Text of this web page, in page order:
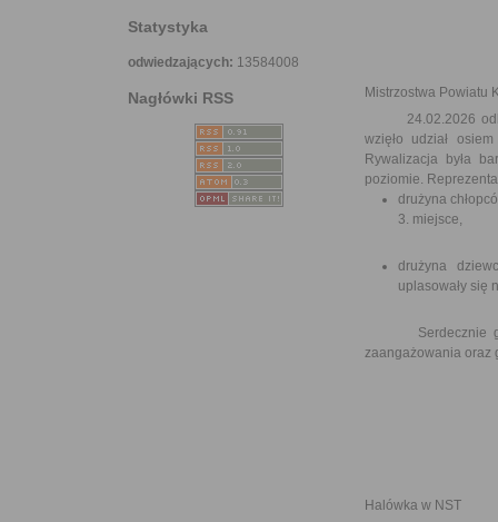
Statystyka
odwiedzających: 13584008
Nagłówki RSS
Mistrzostwa Powiatu
24.02.2026
wzięło udział
Rywalizacja była
poziomie.
drużyna
3. miejsce,
drużyna
uplasowały się
Serdecznie
zaangażowania oraz
Halówka w NST